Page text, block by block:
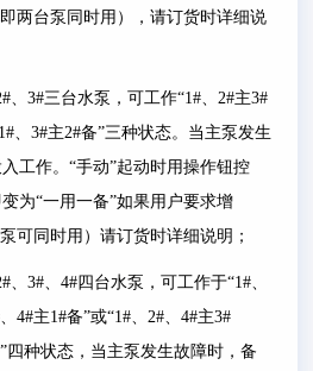
两台泵同时用），请订货时详细说
、3#三台水泵，可工作“1#、2#主3#
、3#主2#备”三种状态。当主泵发生
工作。“手动”起动时用操作钮控
为“一用一备”如果用户要求增
可同时用）请订货时详细说明；
、3#、4#四台水泵，可工作于“1#、
、4#主1#备”或“1#、2#、4#主3#
”四种状态，当主泵发生故障时，备